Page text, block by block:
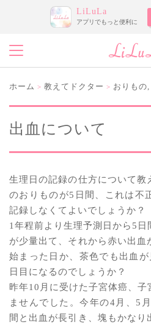
LiLuLa
アプリでもっと便利に
ホーム > 教えてドクター > おりもの,
出血について
生理日の記録の仕方について教
のおりものが5日間、これは不
記録しなくてよいでしょうか？
1年程前より生理予測日から5日
が少量出て、それから赤い出
始まった日か、茶色でも出血
日目になるのでしょうか？
昨年10月に受けた子宮体癌、子
ませんでした。今年の4月、5
間と出血が長引き、塊もかなり